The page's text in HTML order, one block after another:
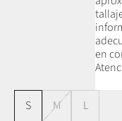
en
S M
L